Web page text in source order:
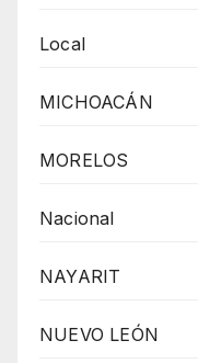
Local
MICHOACÁN
MORELOS
Nacional
NAYARIT
NUEVO LEÓN